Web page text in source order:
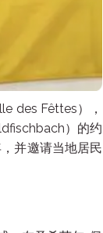
des Fêttes），
）的约
并邀请当地居民